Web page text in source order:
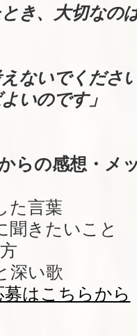
とき、大切なの
えないでくださ
いのです」
らの感想・メ
た言葉
きたいこと
深い歌
はこちらから